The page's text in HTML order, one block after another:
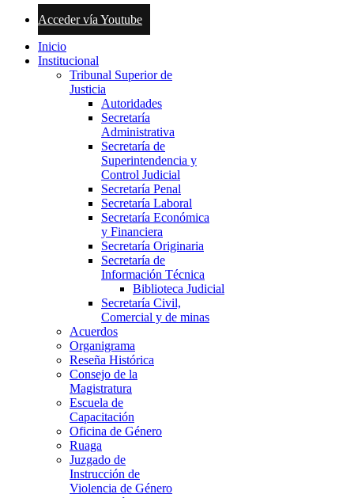
Acceder vía Youtube
Inicio
Institucional
Tribunal Superior de
Justicia
Autoridades
Secretaría
Administrativa
Secretaría de
Superintendencia y
Control Judicial
Secretaría Penal
Secretaría Laboral
Secretaría Económica
y Financiera
Secretaría Originaria
Secretaría de
Información Técnica
Biblioteca Judicial
Secretaría Civil,
Comercial y de minas
Acuerdos
Organigrama
Reseña Histórica
Consejo de la
Magistratura
Escuela de
Capacitación
Oficina de Género
Ruaga
Juzgado de
Instrucción de
Violencia de Género